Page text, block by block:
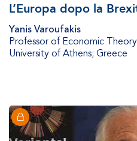
L’Europa dopo la
Yanis Varoufakis
Professor of Economic
University of Athens; Greece